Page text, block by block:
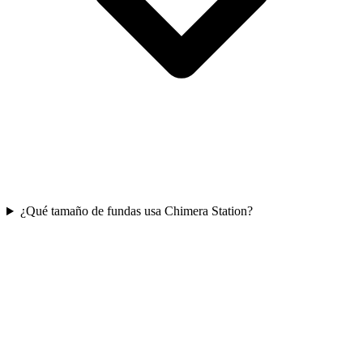
¿Qué tamaño de fundas usa Chimera Station?